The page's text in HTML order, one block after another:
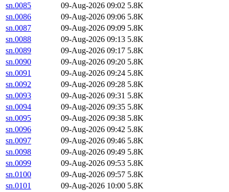
sn.0085
09-Aug-2026 09:02 5.8K
sn.0086
09-Aug-2026 09:06 5.8K
sn.0087
09-Aug-2026 09:09 5.8K
sn.0088
09-Aug-2026 09:13 5.8K
sn.0089
09-Aug-2026 09:17 5.8K
sn.0090
09-Aug-2026 09:20 5.8K
sn.0091
09-Aug-2026 09:24 5.8K
sn.0092
09-Aug-2026 09:28 5.8K
sn.0093
09-Aug-2026 09:31 5.8K
sn.0094
09-Aug-2026 09:35 5.8K
sn.0095
09-Aug-2026 09:38 5.8K
sn.0096
09-Aug-2026 09:42 5.8K
sn.0097
09-Aug-2026 09:46 5.8K
sn.0098
09-Aug-2026 09:49 5.8K
sn.0099
09-Aug-2026 09:53 5.8K
sn.0100
09-Aug-2026 09:57 5.8K
sn.0101
09-Aug-2026 10:00 5.8K